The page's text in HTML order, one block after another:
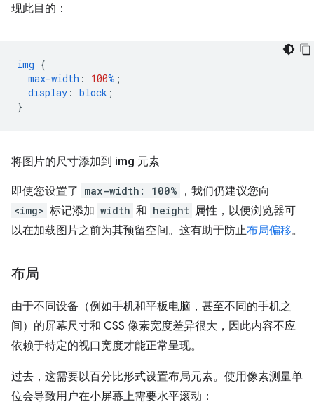
现此目的：
img {
max-width : 100% ;
display : block ;
}
将图片的尺寸添加到 img 元素
即使您设置了 max-width: 100% ，我们仍建议您向
<img> 标记添加 width 和 height 属性，以便浏览器可
以在加载图片之前为其预留空间。这有助于防止布局偏移。
布局
由于不同设备（例如手机和平板电脑，甚至不同的手机之
间）的屏幕尺寸和 CSS 像素宽度差异很大，因此内容不应
依赖于特定的视口宽度才能正常呈现。
过去，这需要以百分比形式设置布局元素。使用像素测量单
位会导致用户在小屏幕上需要水平滚动：